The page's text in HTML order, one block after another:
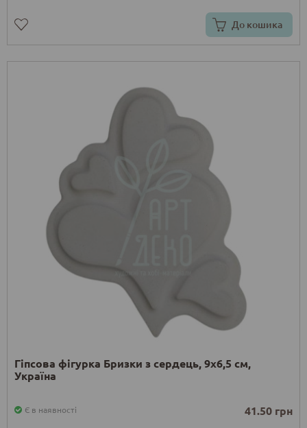
До кошика
Гіпсова фігурка Бризки з сердець, 9х6,5 см,
Україна
Є в наявності 41.50 грн